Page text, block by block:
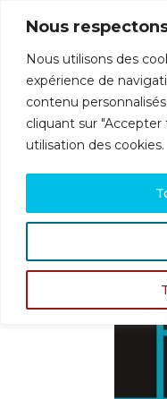
Nous
Nous utilisons des
expérience de
contenu
cliquant sur
utilisation des cookies.
Revue française
2025/1